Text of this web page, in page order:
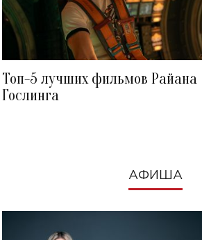
Топ-5 лучших фильмов Райана
Гослинга
АФИША